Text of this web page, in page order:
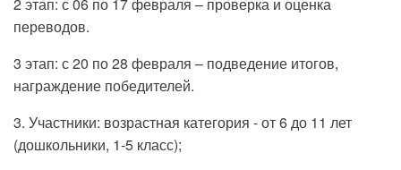
переводов.
3 этап: с 20 по 28 февраля – подведение итогов,
награждение победителей.
3. Участники: возрастная категория - от 6 до 11 лет
(дошкольники, 1-5 класс);